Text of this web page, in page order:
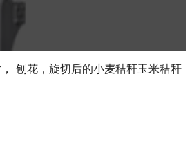
刨花，旋切后的小麦秸秆玉米秸秆